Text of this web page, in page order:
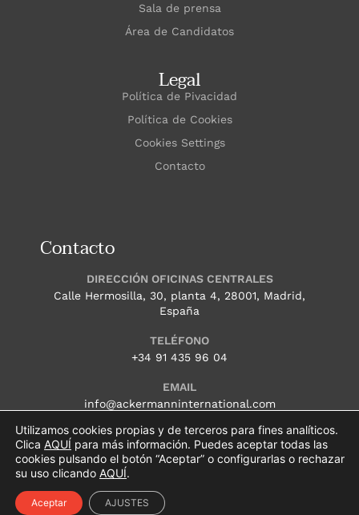
Sala de prensa
Área de Candidatos
Legal
Política de Pivacidad
Política de Cookies
Cookies Settings
Contacto
Contacto
DIRECCIÓN OFICINAS CENTRALES
Calle Hermosilla, 30, planta 4, 28001, Madrid,
España
TELÉFONO
+34 91 435 96 04
EMAIL
info@ackermanninternational.com
HORARIO
Lunes – Jueves: 9.00 a 18.00 (CET) Viernes: 9.00
a 15.00 (CET)
Utilizamos cookies propias y de terceros para fines analíticos.
Clica AQUÍ para más información. Puedes aceptar todas las
cookies pulsando el botón “Aceptar” o configurarlas o rechazar
su uso clicando AQUÍ.
Aceptar AJUSTES